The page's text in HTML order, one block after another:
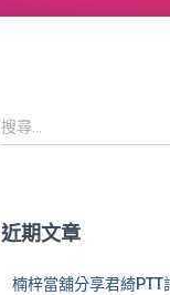
搜
尋
:
搜尋...
近期文章
楠梓當舖分享君綺PTT